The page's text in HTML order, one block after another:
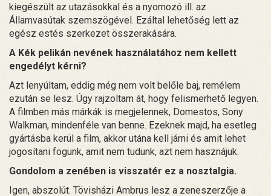
kiegészült az utazásokkal és a nyomozó ill. az
Államvasútak szemszögével. Ezáltal lehetőség lett az
egész estés szerkezet összerakására.
A Kék pelikán nevének használatához nem kellett
engedélyt kérni?
Azt lenyúltam, eddig még nem volt belőle baj, remélem
ezután se lesz. Úgy rajzoltam át, hogy felismerhető legyen.
A filmben más márkák is megjelennek, Domestos, Sony
Walkman, mindenféle van benne. Ezeknek majd, ha esetleg
gyártásba kerül a film, akkor utána kell járni és amit lehet
jogosítani fogunk, amit nem tudunk, azt nem hasznájuk.
Gondolom a zenében is visszatér ez a nosztalgia.
Igen, abszolút. Tövisházi Ambrus lesz a zeneszerzője a